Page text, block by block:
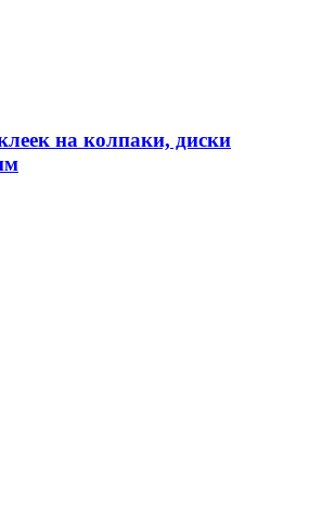
на колпаки, диски